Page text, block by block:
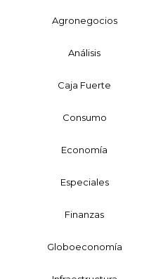
Agronegocios
Análisis
Caja Fuerte
Consumo
Economía
Especiales
Finanzas
Globoeconomía